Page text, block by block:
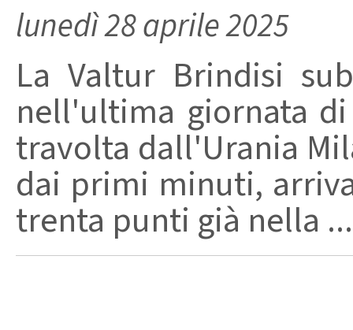
lunedì 28 aprile 2025
La Valtur Brindisi
nell'ultima giornata
travolta dall'Urania
dai primi minuti,
trenta punti già nella ...